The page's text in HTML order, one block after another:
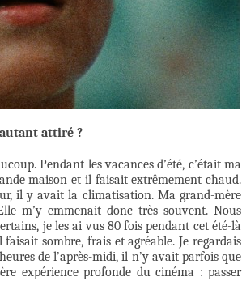
attiré ?
Pendant les vacances d’été, c’était ma
maison et il faisait extrêmement chaud.
il y avait la climatisation. Ma grand-mère
m’y emmenait donc très souvent. Nous
je les ai vus 80 fois pendant cet été-là
sombre, frais et agréable. Je regardais
de l’après-midi, il n’y avait parfois que
expérience profonde du cinéma : passer